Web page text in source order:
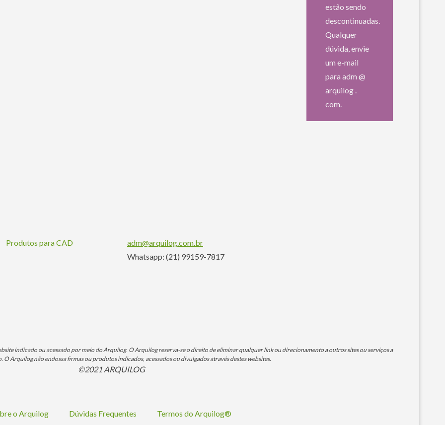
estão sendo
descontinuadas.
Qualquer
dúvida, envie
um e-mail
para adm @
arquilog .
com.
Produtos para CAD
adm@arquilog.com.br
Whatsapp: (21) 99159-7817
indicado ou acessado por meio do Arquilog. O Arquilog reserva-se o direito de eliminar qualquer link ou direcionamento a outros sites ou serviços a
O Arquilog não endossa firmas ou produtos indicados, acessados ou divulgados através destes websites.
©2021 ARQUILOG
o Arquilog Dúvidas Frequentes Termos do Arquilog®